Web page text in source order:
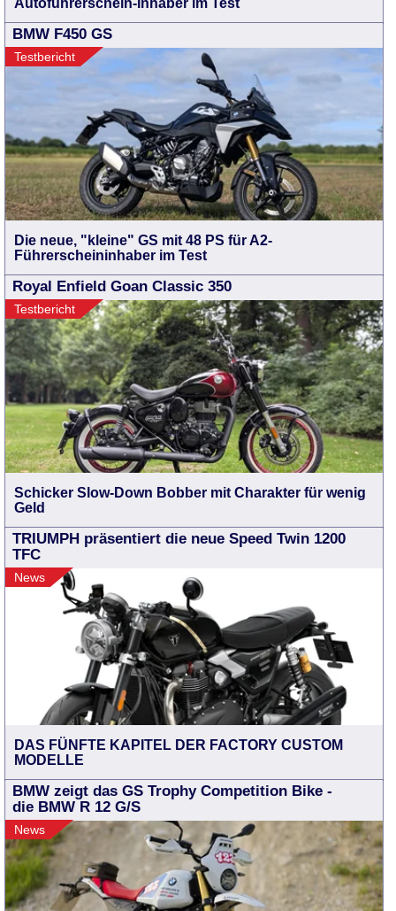
Autoführerschein-Inhaber im Test
BMW F450 GS
Testbericht
Die neue, "kleine" GS mit 48 PS für A2-
Führerscheininhaber im Test
Royal Enfield Goan Classic 350
Testbericht
Schicker Slow-Down Bobber mit Charakter für wenig
Geld
TRIUMPH präsentiert die neue Speed Twin 1200
TFC
News
DAS FÜNFTE KAPITEL DER FACTORY CUSTOM
MODELLE
BMW zeigt das GS Trophy Competition Bike -
die BMW R 12 G/S
News